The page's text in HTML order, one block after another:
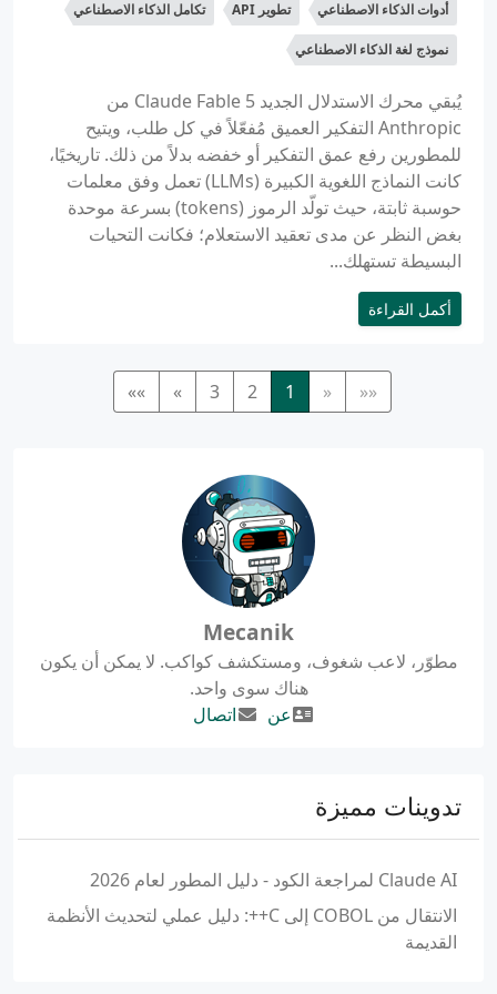
أدوات الذكاء الاصطناعي تطوير API تكامل الذكاء الاصطناعي
نموذج لغة الذكاء الاصطناعي
يُبقي محرك الاستدلال الجديد Claude Fable 5 من
Anthropic التفكير العميق مُفعّلاً في كل طلب، ويتيح
للمطورين رفع عمق التفكير أو خفضه بدلاً من ذلك. تاريخيًا،
كانت النماذج اللغوية الكبيرة (LLMs) تعمل وفق معلمات
حوسبة ثابتة، حيث تولّد الرموز (tokens) بسرعة موحدة
بغض النظر عن مدى تعقيد الاستعلام؛ فكانت التحيات
البسيطة تستهلك...
أكمل القراءة
««
«
1
2
3
»
»»
Mecanik
مطوّر، لاعب شغوف، ومستكشف كواكب. لا يمكن أن يكون
هناك سوى واحد.
عن
اتصال
تدوينات مميزة
Claude AI لمراجعة الكود - دليل المطور لعام 2026
الانتقال من COBOL إلى C++: دليل عملي لتحديث الأنظمة
القديمة